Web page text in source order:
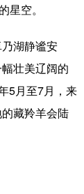
溯源中国
会展
悦读
上市公司
空。
湖静谧安
壮美辽阔的
5月至7月，来
藏羚羊会陆